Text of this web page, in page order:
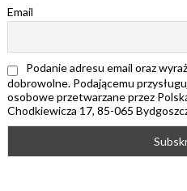
Email
Podanie adresu email oraz
dobrowolne. Podającemu
osobowe przetwarzane przez
Chodkiewicza 17, 85-065